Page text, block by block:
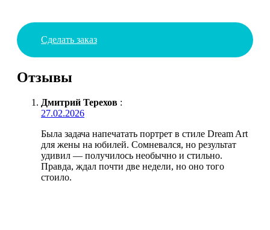
Сделать заказ
Отзывы
Дмитрий Терехов :
27.02.2026
Была задача напечатать портрет в стиле Dream Art
для жены на юбилей. Сомневался, но результат
удивил — получилось необычно и стильно.
Правда, ждал почти две недели, но оно того
стоило.